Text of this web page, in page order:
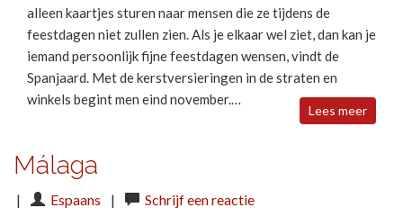
alleen kaartjes sturen naar mensen die ze tijdens de
feestdagen niet zullen zien. Als je elkaar wel ziet, dan kan je
iemand persoonlijk fijne feestdagen wensen, vindt de
Spanjaard. Met de kerstversieringen in de straten en
winkels begint men eind november.…
Lees meer
Málaga
| Espaans | Schrijf een reactie